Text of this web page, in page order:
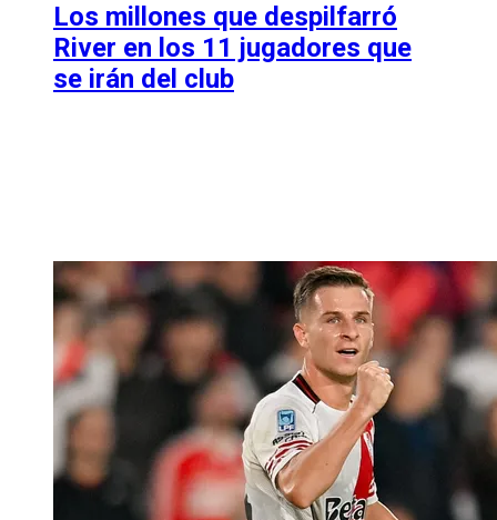
Los millones que despilfarró
River en los 11 jugadores que
se irán del club